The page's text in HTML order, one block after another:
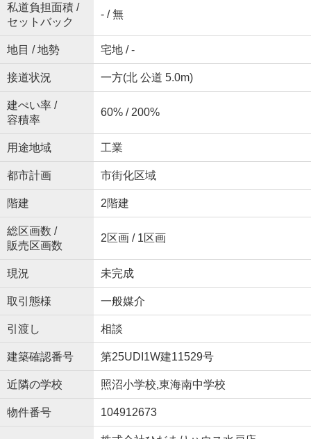
私道負担面積 /
セットバック
- / 無
地目 / 地勢 宅地 / -
接道状況 一方(北 公道 5.0m)
建ぺい率 /
容積率
60% / 200%
用途地域 工業
都市計画 市街化区域
階建 2階建
総区画数 /
販売区画数
2区画 / 1区画
現況 未完成
取引態様 一般媒介
引渡し 相談
建築確認番号 第25UDI1W建11529号
近隣の学校 照沼小学校,東海南中学校
物件番号 104912673